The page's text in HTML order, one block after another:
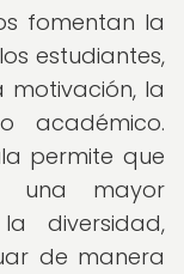
fomentan la
estudiantes,
la
académico.
permite que
una mayor
diversidad,
de manera